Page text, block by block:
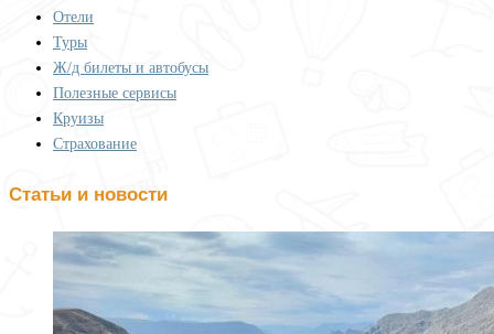
Отели
Туры
Ж/д билеты и автобусы
Полезные сервисы
Круизы
Страхование
Статьи и новости